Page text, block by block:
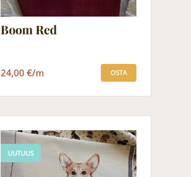
Boom Red
24,00 €/m OSTA
UUTUUS